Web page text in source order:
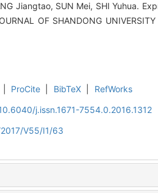
Jiangtao, SUN Mei, SHI Yuhua.
OF SHANDONG
ProCite BibTeX
RefWorks
j.issn.1671-7554.0.2016.1312
V55/I1/63